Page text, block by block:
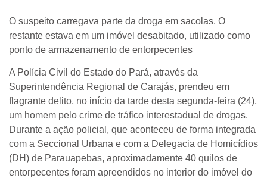
O suspeito carregava parte da droga em sacolas. O
restante estava em um imóvel desabitado, utilizado como
ponto de armazenamento de entorpecentes
A Polícia Civil do Estado do Pará, através da
Superintendência Regional de Carajás, prendeu em
flagrante delito, no início da tarde desta segunda-feira (24),
um homem pelo crime de tráfico interestadual de drogas.
Durante a ação policial, que aconteceu de forma integrada
com a Seccional Urbana e com a Delegacia de Homicídios
(DH) de Parauapebas, aproximadamente 40 quilos de
entorpecentes foram apreendidos no interior do imóvel do